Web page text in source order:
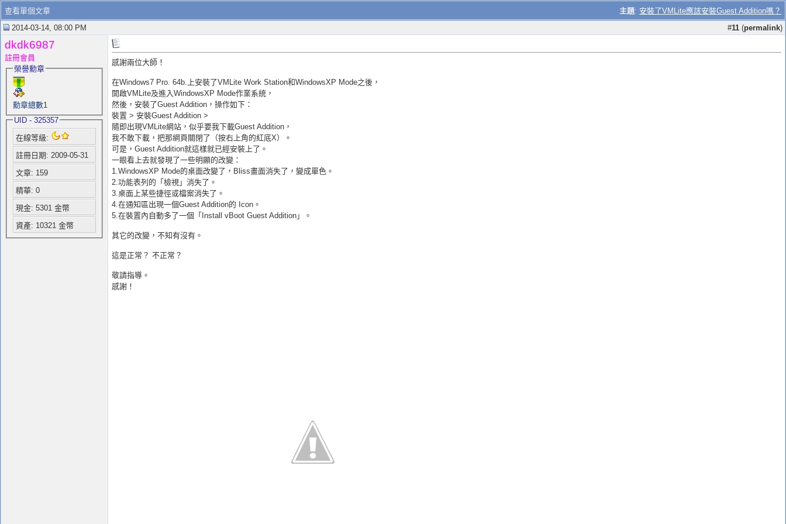
主題: 安裝了VMLite應該安裝Guest Addition嗎？
查看單個文章
2014-03-14, 08:00 PM
#11 (permalink)
dkdk6987
註冊會員
榮譽勳章
勳章總數1
UID - 325357
在線等級:
註冊日期: 2009-05-31
文章: 159
精華: 0
現金: 5301 金幣
資產: 10321 金幣
感謝兩位大師！
在Windows7 Pro. 64b.上安裝了VMLite Work Station和WindowsXP Mode之後，
開啟VMLite及進入WindowsXP Mode作業系統，
然後，安裝了Guest Addition，操作如下：
裝置 > 安裝Guest Addition >
隨即出現VMLite網站，似乎要我下載Guest Addition，
我不敢下載，把那網頁關閉了（按右上角的紅底X）。
可是，Guest Addition就這樣就已經安裝上了。
一眼看上去就發現了一些明顯的改變：
1.WindowsXP Mode的桌面改變了，Bliss畫面消失了，變成單色。
2.功能表列的「檢視」消失了。
3.桌面上某些捷徑或檔案消失了。
4.在通知區出現一個Guest Addition的 Icon。
5.在裝置內自動多了一個「Install vBoot Guest Addition」。
其它的改變，不知有沒有。
這是正常？ 不正常？
敬請指導。
感謝！